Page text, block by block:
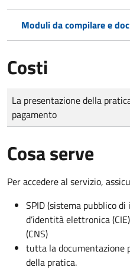
Moduli da compilare e
Costi
Tipo di pagamento
Importo
La presentazione della
pagamento
Cosa serve
Per accedere al servizio,
SPID (sistema pubblico
d’identità elettronica
(CNS)
tutta la documentazione
della pratica.